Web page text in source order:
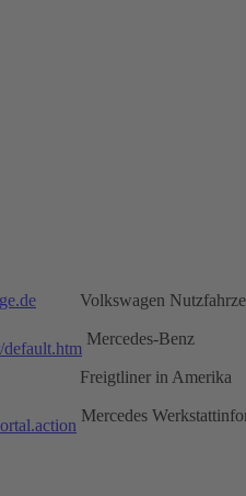
Volkswagen
default.htm
Mercedes-Benz
Freigtliner in Amerika
Mercedes